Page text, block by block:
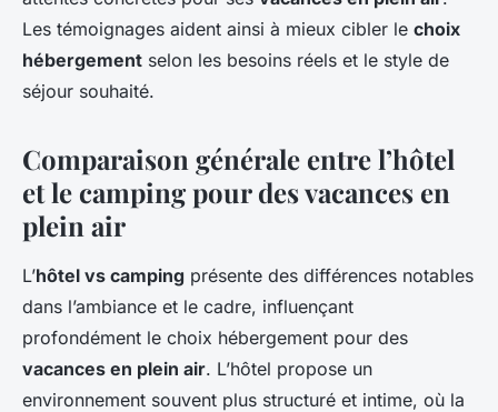
Les témoignages aident ainsi à mieux cibler le choix
hébergement selon les besoins réels et le style de
séjour souhaité.
Comparaison générale entre l’hôtel
et le camping pour des vacances en
plein air
L’hôtel vs camping présente des différences notables
dans l’ambiance et le cadre, influençant
profondément le choix hébergement pour des
vacances en plein air. L’hôtel propose un
environnement souvent plus structuré et intime, où la